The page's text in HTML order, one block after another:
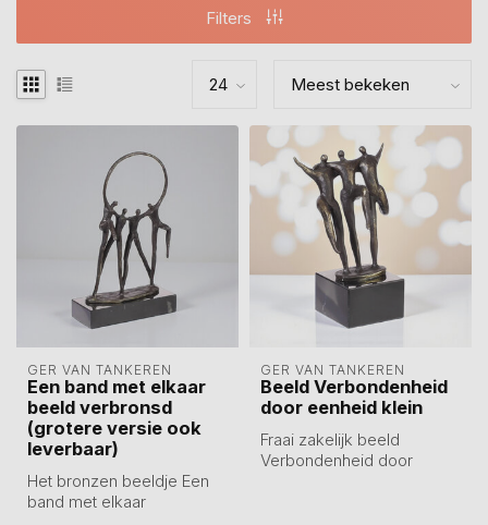
Filters
GER VAN TANKEREN
Een band met elkaar
beeld verbronsd
(grotere versie ook
leverbaar)
Het bronzen beeldje Een
band met elkaar
GER VAN TANKEREN
Beeld Verbondenheid
door eenheid klein
Fraai zakelijk beeld
Verbondenheid door